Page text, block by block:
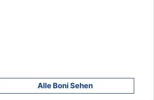
Alle Boni Sehen